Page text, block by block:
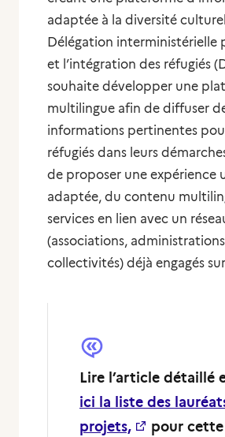
adaptée à la diversité
Délégation interministérielle
et l’intégration des réfugiés
souhaite développer une
multilingue afin de diffuser
informations pertinentes
réfugiés dans leurs
de proposer une expérience
adaptée, du contenu
services en lien avec un
(associations,
collectivités) déjà engagés
Lire l’article détaillé
ici la liste des
projets,
pour